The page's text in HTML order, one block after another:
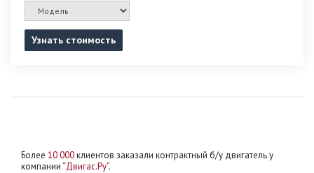
Узнать стоимость
Более 10 000клиентов заказали контрактный б/у двигатель у
компании “Двигас.Ру”.